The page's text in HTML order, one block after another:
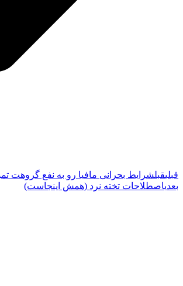
قبلیقبلشرایط بحرانی مافیا رو به نفع گروهت
بعدیاصطلاحات تخته نرد (همش اینجاست)